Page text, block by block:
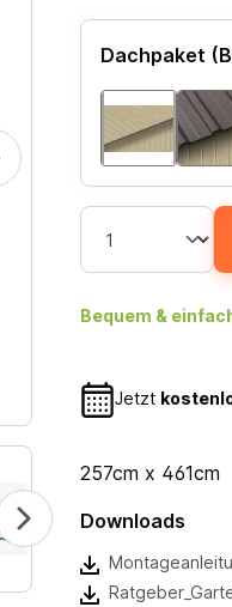
Dachpaket
Bequem &
Jetzt
257cm x 461cm
Downloads